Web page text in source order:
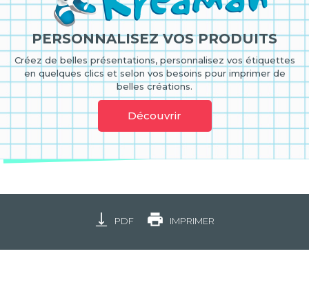
PERSONNALISEZ VOS PRODUITS
Créez de belles présentations, personnalisez vos étiquettes
en quelques clics et selon vos besoins pour imprimer de
belles créations.
Découvrir
PDF IMPRIMER